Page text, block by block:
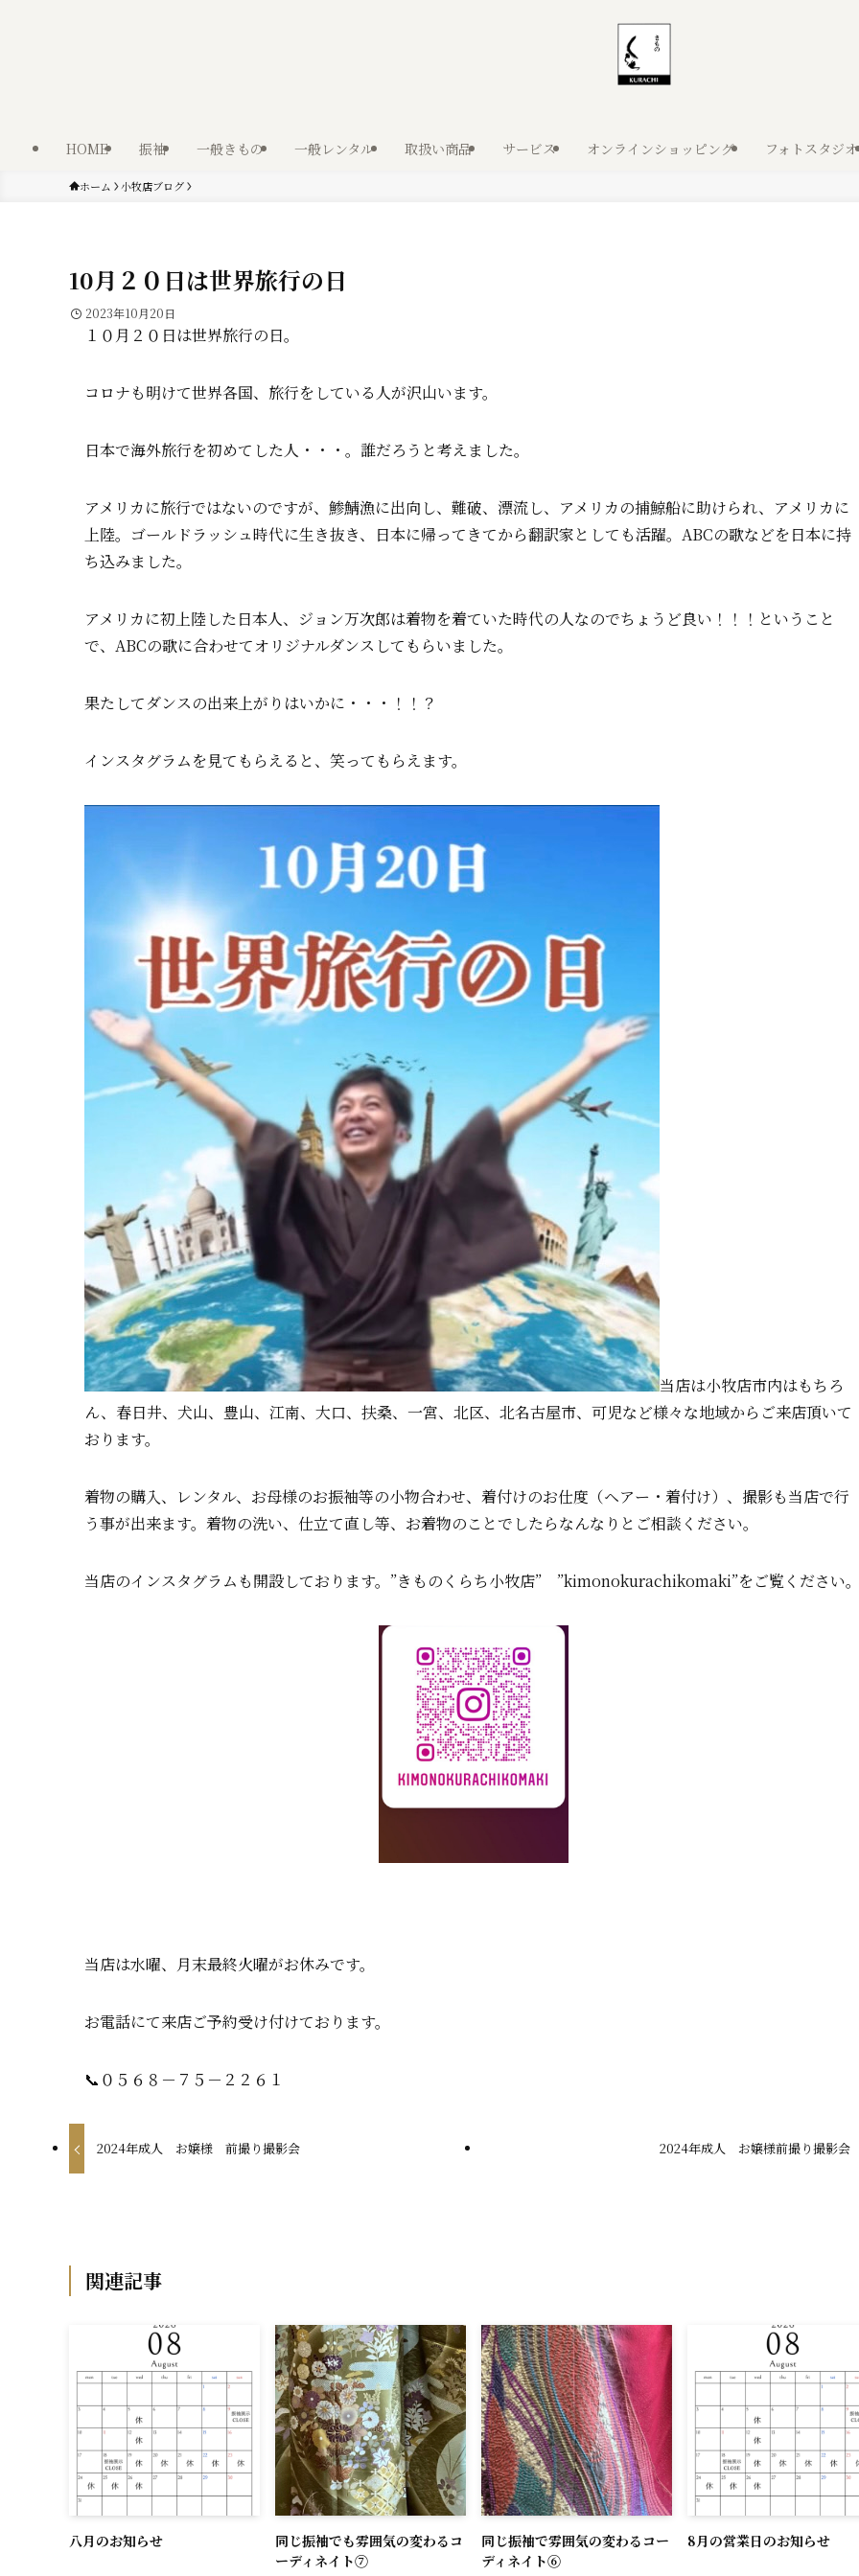
HOME 振袖 一般きもの 一般レンタル 取扱い商品 サービス オンラインショッピング フォトスタジオ
ホーム 小牧店ブログ
10月２０日は世界旅行の日
2023年10月20日
１０月２０日は世界旅行の日。
コロナも明けて世界各国、旅行をしている人が沢山います。
日本で海外旅行を初めてした人・・・。誰だろうと考えました。
アメリカに旅行ではないのですが、鯵鯖漁に出向し、難破、漂流し、アメリカの捕鯨船に助けられ、アメリカに
上陸。ゴールドラッシュ時代に生き抜き、日本に帰ってきてから翻訳家としても活躍。ABCの歌などを日本に持
ち込みました。
アメリカに初上陸した日本人、ジョン万次郎は着物を着ていた時代の人なのでちょうど良い！！！ということ
で、ABCの歌に合わせてオリジナルダンスしてもらいました。
果たしてダンスの出来上がりはいかに・・・！！？
インスタグラムを見てもらえると、笑ってもらえます。
当店は小牧店市内はもちろ
ん、春日井、犬山、豊山、江南、大口、扶桑、一宮、北区、北名古屋市、可児など様々な地域からご来店頂いて
おります。
着物の購入、レンタル、お母様のお振袖等の小物合わせ、着付けのお仕度（ヘアー・着付け）、撮影も当店で行
う事が出来ます。着物の洗い、仕立て直し等、お着物のことでしたらなんなりとご相談ください。
当店のインスタグラムも開設しております。”きものくらち小牧店” ”kimonokurachikomaki”をご覧ください。
当店は水曜、月末最終火曜がお休みです。
お電話にて来店ご予約受け付けております。
📞０５６８－７５－２２６１
2024年成人 お嬢様 前撮り撮影会 2024年成人 お嬢様前撮り撮影会
関連記事
八月のお知らせ
同じ振袖でも雰囲気の変わるコ
ーディネイト⑦
同じ振袖で雰囲気の変わるコー
ディネイト⑥
8月の営業日のお知らせ